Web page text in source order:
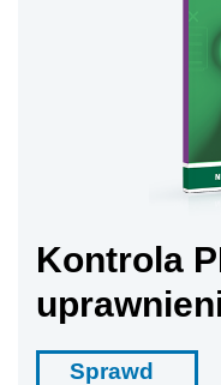
Kontrola
Sprawd